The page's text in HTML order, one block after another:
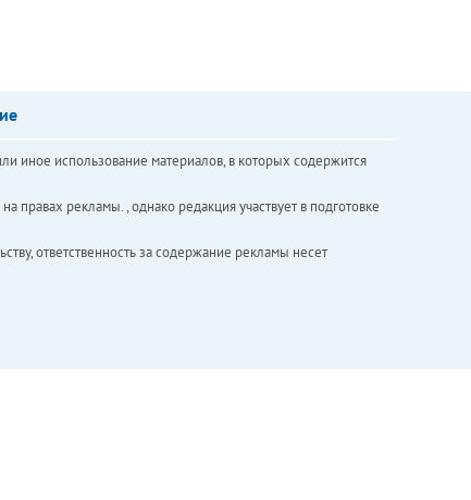
иное использование материалов, в которых содержится
рекламы. , однако редакция участвует в подготовке
ответственность за содержание рекламы несет